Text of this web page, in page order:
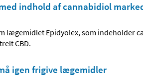
indhold af cannabidiol
lægemidlet Epidyolex, som indeholder
CBD.
igen frigive lægemidler